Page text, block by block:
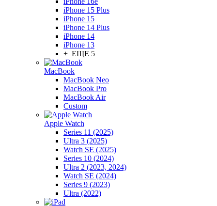
iPhone 15 Plus
iPhone 15
iPhone 14 Plus
iPhone 14
iPhone 13
+ ЕЩЕ 5
MacBook
MacBook Neo
MacBook Pro
MacBook Air
Custom
Apple Watch
Series 11 (2025)
Ultra 3 (2025)
Watch SE (2025)
Series 10 (2024)
Ultra 2 (2023, 2024)
Watch SE (2024)
Series 9 (2023)
Ultra (2022)